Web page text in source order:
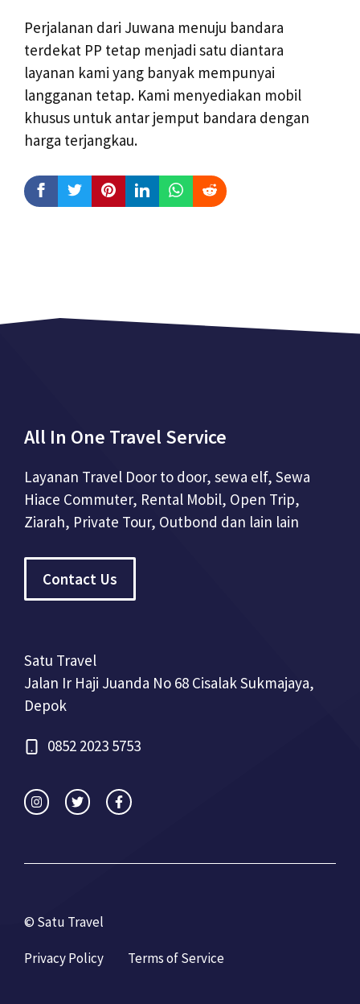
Perjalanan dari Juwana menuju bandara
terdekat PP tetap menjadi satu diantara
layanan kami yang banyak mempunyai
langganan tetap. Kami menyediakan mobil
khusus untuk antar jemput bandara dengan
harga terjangkau.
All In One Travel Service
Layanan Travel Door to door, sewa elf, Sewa
Hiace Commuter, Rental Mobil, Open Trip,
Ziarah, Private Tour, Outbond dan lain lain
Contact Us
Satu Travel
Jalan Ir Haji Juanda No 68 Cisalak Sukmajaya,
Depok
0852 2023 5753
© Satu Travel
Privacy Policy Terms of Service